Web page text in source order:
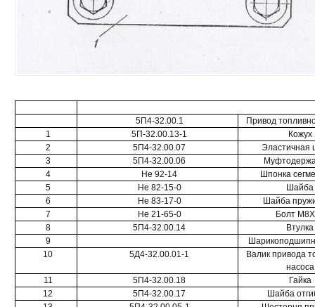
5П4-32.00.1
Привод
1
5П-32.00.13-1
Кожух
2
5П4-32.00.07
Эластичная
3
5П4-32.00.06
4
Не 92-14
Шпонка
5
Не 82-15-0
Шайба
6
Не 83-17-0
Шайба
7
Не 21-65-0
Болт
8
5П4-32.00.14
Втулка
9
10
5Д4-32.00.01-1
Валик привода
насоса
11
5П4-32.00.18
Гайка
12
5П4-32.00.17
Шайба